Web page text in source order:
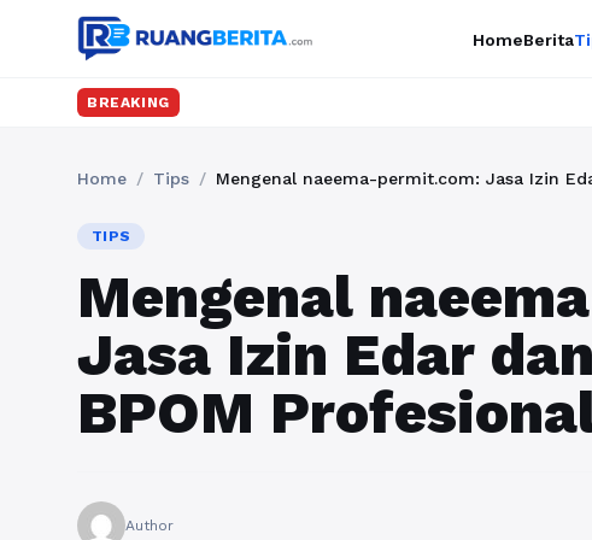
HomeBerita
BREAKING Ingin
Home / Tips / Mengenal naeema-permit.com: Jasa Izin
TIPS
Mengenal
Jasa Izin Edar
BPOM
Author